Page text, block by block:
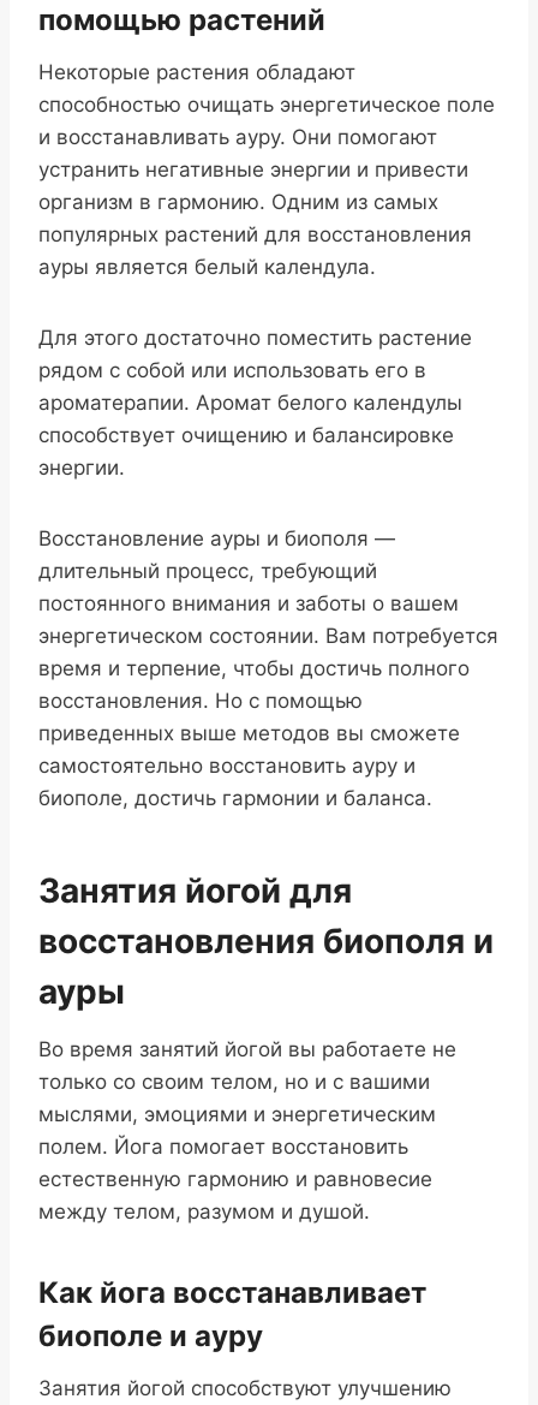
помощью растений
Некоторые растения обладают
способностью очищать энергетическое поле
и восстанавливать ауру. Они помогают
устранить негативные энергии и привести
организм в гармонию. Одним из самых
популярных растений для восстановления
ауры является белый календула.
Для этого достаточно поместить растение
рядом с собой или использовать его в
ароматерапии. Аромат белого календулы
способствует очищению и балансировке
энергии.
Восстановление ауры и биополя —
длительный процесс, требующий
постоянного внимания и заботы о вашем
энергетическом состоянии. Вам потребуется
время и терпение, чтобы достичь полного
восстановления. Но с помощью
приведенных выше методов вы сможете
самостоятельно восстановить ауру и
биополе, достичь гармонии и баланса.
Занятия йогой для
восстановления биополя и
ауры
Во время занятий йогой вы работаете не
только со своим телом, но и с вашими
мыслями, эмоциями и энергетическим
полем. Йога помогает восстановить
естественную гармонию и равновесие
между телом, разумом и душой.
Как йога восстанавливает
биополе и ауру
Занятия йогой способствуют улучшению